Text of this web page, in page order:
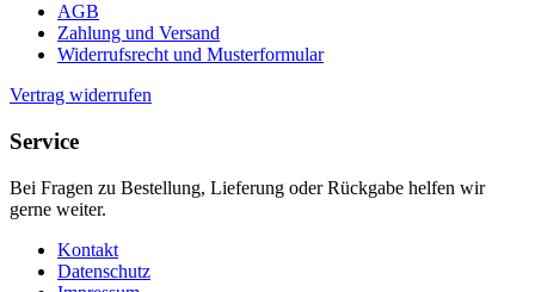
AGB
Zahlung und Versand
Widerrufsrecht und Musterformular
Vertrag widerrufen
Service
Bei Fragen zu Bestellung, Lieferung oder Rückgabe helfen wir
gerne weiter.
Kontakt
Datenschutz